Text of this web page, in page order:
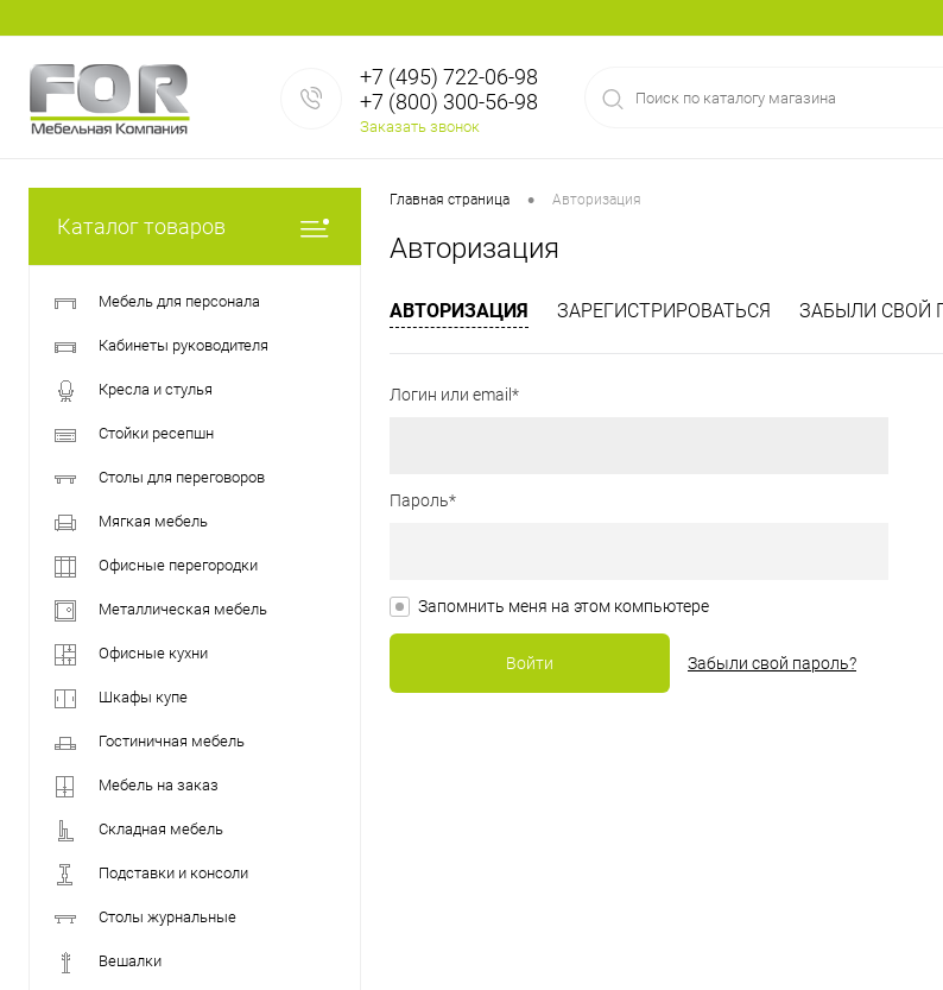
+7 (495) 722-06-98
+7 (800) 300-56-98
Заказать звонок
Каталог товаров
Мебель для персонала
Кабинеты руководителя
Кресла и стулья
Стойки ресепшн
Столы для переговоров
Мягкая мебель
Офисные перегородки
Металлическая мебель
Офисные кухни
Шкафы купе
Гостиничная мебель
Мебель на заказ
Складная мебель
Подставки и консоли
Столы журнальные
Вешалки
Главная страница • Авторизация
Авторизация
АВТОРИЗАЦИЯ ЗАРЕГИСТРИРОВАТЬСЯ ЗАБЫЛИ СВОЙ
Логин или email*
Пароль*
Запомнить меня на этом компьютере
Забыли свой пароль?